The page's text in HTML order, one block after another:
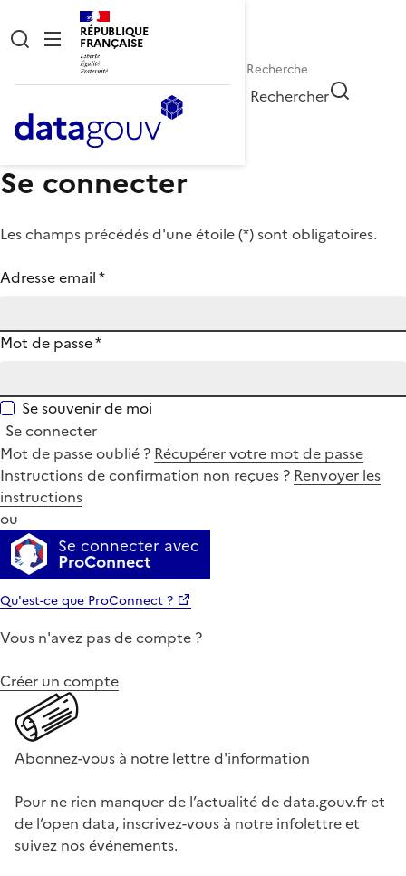
RÉPUBLIQUE
FRANÇAISE
Rechercher
Se connecter
Les champs précédés d'une étoile (*) sont obligatoires.
Adresse email*
Mot de passe*
Se souvenir de moi
Se connecter
Mot de passe oublié ? Récupérer votre mot de passe
Instructions de confirmation non reçues ? Renvoyer les
instructions
ou
Se connecter avec
ProConnect
Qu'est-ce que ProConnect ?
Vous n'avez pas de compte ?
Créer un compte
Abonnez-vous à notre lettre d'information
Pour ne rien manquer de l’actualité de data.gouv.fr et
de l’open data, inscrivez-vous à notre infolettre et
suivez nos événements.